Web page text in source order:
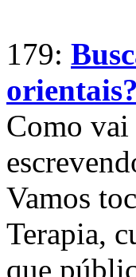
179:
orientais?
Como vai
Vamos
Terapia,
que